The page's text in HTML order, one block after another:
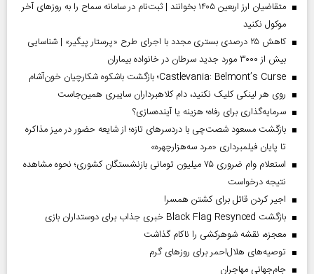
متقاضیان ارز اربعین ۱۴۰۵ بخوانند | ثبت‌نام در سامانه سماح را به روز‌های آخر
موکول نکنید
کاهش ۲۵ درصدی بستری مجدد با اجرای طرح «پرستار پیگیر» | شناسایی
بیش از ۳۰۰۰ مورد جدید سرطان در خانواده بیماران
Castlevania: Belmont’s Curse؛ بازگشت باشکوه شکارچیان خون‌آشام
روی هر لینکی کلیک نکنید، دام کلاهبرداران سایبری همین‌جاست
سرمایه‌گذاری برای رفاه؛ هزینه یا آینده‌سازی؟
بازگشت مسعود شصت‌چی با دردسر‌های تازه؛ از شایعه حضور در میز مذاکره
تا پایان فیلمبرداری «مرد سه‌هزارچهره»
استعلام وام ضروری ۷۵ میلیون تومانی بازنشستگان کشوری؛ نحوه مشاهده
نتیجه درخواست
اجیر کردن قاتل برای کشتن همسر!
بازگشت Black Flag Resynced خبری جذاب برای دوستداران بازی
معجزه، نقشه شوهرکشی را ناکام گذاشت
توصیه‌های هلال‌احمر برای روز‌های گرم
جام‌جهانی مهاجران